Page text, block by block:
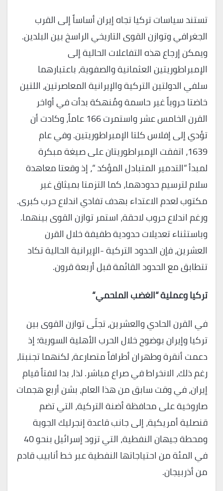
تستند سياسات تركيا تجاه إيران أساساً إلى القرب
الجغرافي وتوازن القوى التاريخي الراسخ بين البلدين.
ويمكن إرجاع هذه التفاعلات الحالية إلى
الإمبراطوريتين العثمانية والصفوية، باعتبارهما
سلفي الدولتين التركية والإيرانية المعاصرتين، اللتين
خاضتا حروباً غير حاسمة ومُنهكة بدأت في أواخر
القرن الخامس عشر واستمرت 166 عاماً، وكادت أن
تؤدي إلى إفلاس كلتا الإمبراطوريتين. وفي عام
1639، اتفقت الإمبراطوريتان على صيغة مبكرة
لمبدأ “التدمير المتبادل المؤكد “، إذ وقعتا معاهدة
سلام لترسيم حدودهما، كما التزمتا بميثاق غير
مكتوب لعدم الاعتداء بهدف تفادي اندلاع حرب كبرى.
ورغم اندلاع حروب لاحقة، استمر توازن القوى بينهما.
وباستثناء تعديلات حدودية طفيفة خلال القرن
العشرين، فإن الحدود التركية -الإيرانية الحالية تكاد
تتطابق مع الحدود القائمة قبل أربعة قرون.
تركيا وعملية“الغضب الملحمي“
في القرن الحادي والعشرين، تجلّى توازن القوى بين
تركيا وإيران بوضوح خلال الحرب الأهلية السورية؛ إذ
دعمت أنقرة وطهران أطرافاً متصارعة، لكنهما تجنبتا،
رغم ذلك، الانخراط في صراع مباشر. لذا، بدا لافتاً قيام
إيران، في وقت سابق من هذا العام، بشن أربع هجمات
صاروخية على محافظة أضنة التركية، التي تضم
قنصلية أمريكية، إلى جانب قاعدة إنجرليك الجوية
ومحطة جيهان النفطية، التي تزود إسرائيل بنحو 40
في المئة من احتياجاتها النفطية عبر خط أنابيب قادم
من أذربيجان.